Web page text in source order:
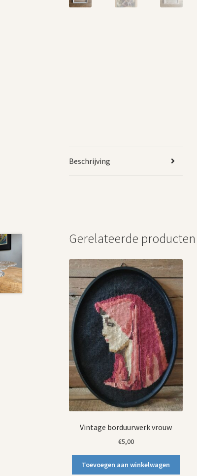
Beschrijving
Gerelateerde producten
Vintage borduurwerk vrouw
€5,00
Toevoegen aan winkelwagen